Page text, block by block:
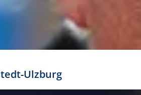
Ulzburg